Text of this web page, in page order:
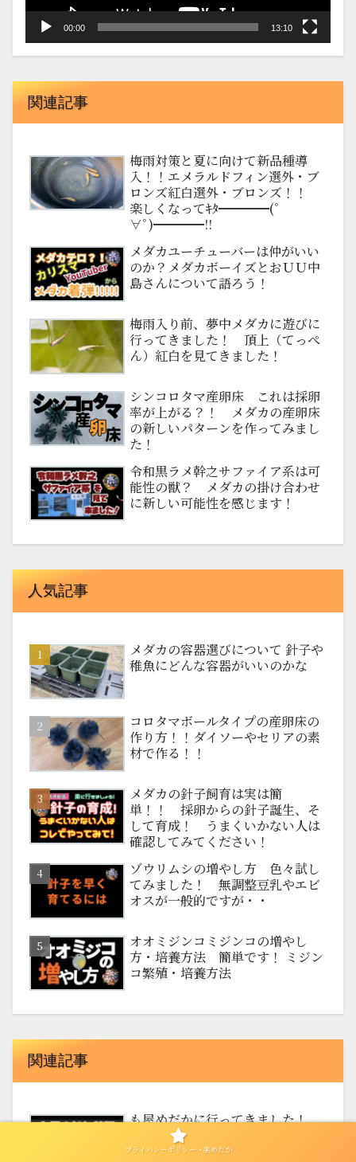
00:00 13:10
関連記事
梅雨対策と夏に向けて新品種導
入！！エメラルドフィン選外・ブ
ロンズ紅白選外・ブロンズ！！
楽しくなってｷﾀ━━━━(ﾟ
∀ﾟ)━━━━!!
メダカユーチューバーは仲がいい
のか？メダカボーイズとおＵＵ中
島さんについて語ろう！
梅雨入り前、夢中メダカに遊びに
行ってきました！ 頂上（てっぺ
ん）紅白を見てきました！
シンコロタマ産卵床 これは採卵
率が上がる？！ メダカの産卵床
の新しいパターンを作ってみまし
た！
令和黒ラメ幹之サファイア系は可
能性の獣？ メダカの掛け合わせ
に新しい可能性を感じます！
人気記事
メダカの容器選びについて 針子や
稚魚にどんな容器がいいのかな
コロタマボールタイプの産卵床の
作り方！！ダイソーやセリアの素
材で作る！！
メダカの針子飼育は実は簡
単！！ 採卵からの針子誕生、そ
して育成！ うまくいかない人は
確認してみてください！
ゾウリムシの増やし方 色々試し
てみました！ 無調整豆乳やエビ
オスが一般的ですが・・
オオミジンコミジンコの増やし
方・培養方法 簡単です！ ミジン
コ繁殖・培養方法
関連記事
も屋めだかに行ってきました！
＃も屋めだか ＃三色RT
プライバシーポリシー・楽めだか